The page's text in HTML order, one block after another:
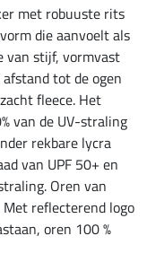
met robuuste rits
die aanvoelt als
van stijf, vormvast
tot de ogen
fleece. Het
van de UV-straling
rekbare lycra
van UPF 50+ en
Oren van
reflecterend logo
oren 100 %